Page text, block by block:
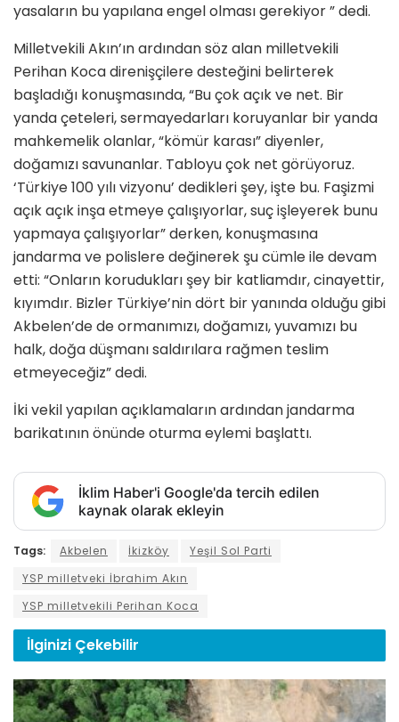
yasaların bu yapılana engel olması gerekiyor ” dedi.
Milletvekili Akın’ın ardından söz alan milletvekili
Perihan Koca direnişçilere desteğini belirterek
başladığı konuşmasında, “Bu çok açık ve net. Bir
yanda çeteleri, sermayedarları koruyanlar bir yanda
mahkemelik olanlar, “kömür karası” diyenler,
doğamızı savunanlar. Tabloyu çok net görüyoruz.
‘Türkiye 100 yılı vizyonu’ dedikleri şey, işte bu. Faşizmi
açık açık inşa etmeye çalışıyorlar, suç işleyerek bunu
yapmaya çalışıyorlar” derken, konuşmasına
jandarma ve polislere değinerek şu cümle ile devam
etti: “Onların korudukları şey bir katliamdır, cinayettir,
kıyımdır. Bizler Türkiye’nin dört bir yanında olduğu gibi
Akbelen’de de ormanımızı, doğamızı, yuvamızı bu
halk, doğa düşmanı saldırılara rağmen teslim
etmeyeceğiz” dedi.
İki vekil yapılan açıklamaların ardından jandarma
barikatının önünde oturma eylemi başlattı.
İklim Haber'i Google'da tercih edilen
kaynak olarak ekleyin
Tags: Akbelen İkizköy
Yeşil Sol Parti
YSP milletveki İbrahim Akın
YSP milletvekili Perihan Koca
İlginizi Çekebilir